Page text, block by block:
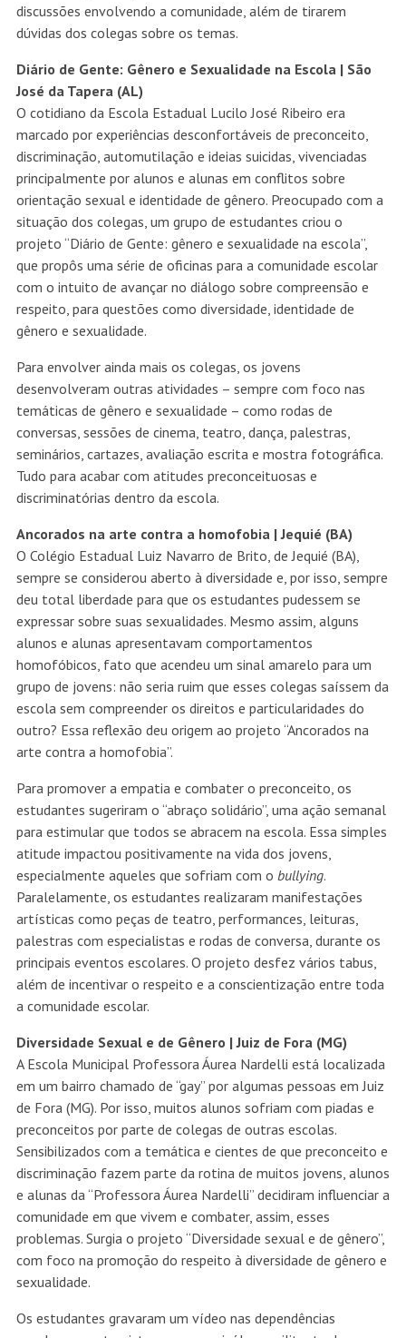
discussões envolvendo a comunidade, além de tirarem
dúvidas dos colegas sobre os temas.
Diário de Gente: Gênero e Sexualidade na Escola | São
José da Tapera (AL)
O cotidiano da Escola Estadual Lucilo José Ribeiro era
marcado por experiências desconfortáveis de preconceito,
discriminação, automutilação e ideias suicidas, vivenciadas
principalmente por alunos e alunas em conflitos sobre
orientação sexual e identidade de gênero. Preocupado com a
situação dos colegas, um grupo de estudantes criou o
projeto “Diário de Gente: gênero e sexualidade na escola”,
que propôs uma série de oficinas para a comunidade escolar
com o intuito de avançar no diálogo sobre compreensão e
respeito, para questões como diversidade, identidade de
gênero e sexualidade.
Para envolver ainda mais os colegas, os jovens
desenvolveram outras atividades – sempre com foco nas
temáticas de gênero e sexualidade – como rodas de
conversas, sessões de cinema, teatro, dança, palestras,
seminários, cartazes, avaliação escrita e mostra fotográfica.
Tudo para acabar com atitudes preconceituosas e
discriminatórias dentro da escola.
Ancorados na arte contra a homofobia | Jequié (BA)
O Colégio Estadual Luiz Navarro de Brito, de Jequié (BA),
sempre se considerou aberto à diversidade e, por isso, sempre
deu total liberdade para que os estudantes pudessem se
expressar sobre suas sexualidades. Mesmo assim, alguns
alunos e alunas apresentavam comportamentos
homofóbicos, fato que acendeu um sinal amarelo para um
grupo de jovens: não seria ruim que esses colegas saíssem da
escola sem compreender os direitos e particularidades do
outro? Essa reflexão deu origem ao projeto “Ancorados na
arte contra a homofobia”.
Para promover a empatia e combater o preconceito, os
estudantes sugeriram o “abraço solidário”, uma ação semanal
para estimular que todos se abracem na escola. Essa simples
atitude impactou positivamente na vida dos jovens,
especialmente aqueles que sofriam com o bullying.
Paralelamente, os estudantes realizaram manifestações
artísticas como peças de teatro, performances, leituras,
palestras com especialistas e rodas de conversa, durante os
principais eventos escolares. O projeto desfez vários tabus,
além de incentivar o respeito e a conscientização entre toda
a comunidade escolar.
Diversidade Sexual e de Gênero | Juiz de Fora (MG)
A Escola Municipal Professora Áurea Nardelli está localizada
em um bairro chamado de “gay” por algumas pessoas em Juiz
de Fora (MG). Por isso, muitos alunos sofriam com piadas e
preconceitos por parte de colegas de outras escolas.
Sensibilizados com a temática e cientes de que preconceito e
discriminação fazem parte da rotina de muitos jovens, alunos
e alunas da “Professora Áurea Nardelli” decidiram influenciar a
comunidade em que vivem e combater, assim, esses
problemas. Surgia o projeto “Diversidade sexual e de gênero”,
com foco na promoção do respeito à diversidade de gênero e
sexualidade.
Os estudantes gravaram um vídeo nas dependências